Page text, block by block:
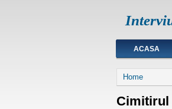
ACASA
You are
Home
Cimitirul